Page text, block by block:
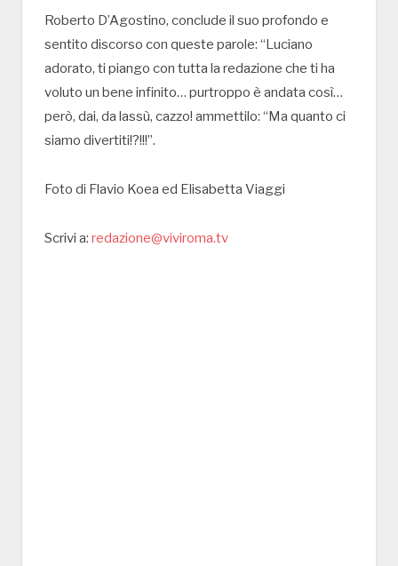
Roberto D’Agostino, conclude il suo profondo e
sentito discorso con queste parole: “Luciano
adorato, ti piango con tutta la redazione che ti ha
voluto un bene infinito… purtroppo è andata così…
però, dai, da lassù, cazzo! ammettilo: “Ma quanto ci
siamo divertiti!?!!!”.
Foto di Flavio Koea ed Elisabetta Viaggi
Scrivi a: redazione@viviroma.tv